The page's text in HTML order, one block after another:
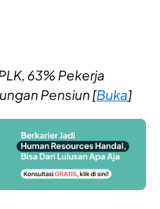
63% Pekerja
Pensiun [Buka]